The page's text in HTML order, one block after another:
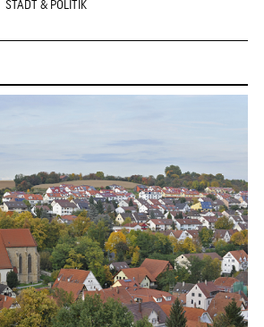
& POLITIK